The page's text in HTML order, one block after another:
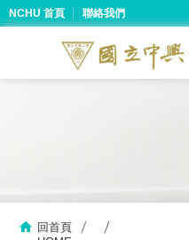
NCHU 首頁 聯絡我們
回首頁